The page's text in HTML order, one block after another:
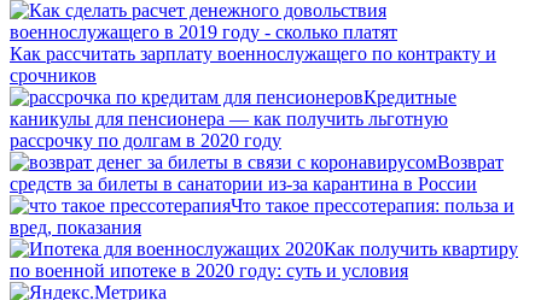
Как рассчитать зарплату военнослужащего по контракту и
срочников
Кредитные
каникулы для пенсионера — как получить льготную
рассрочку по долгам в 2020 году
Возврат
средств за билеты в санатории из-за карантина в России
Что такое прессотерапия: польза и
вред, показания
Как получить квартиру
по военной ипотеке в 2020 году: суть и условия